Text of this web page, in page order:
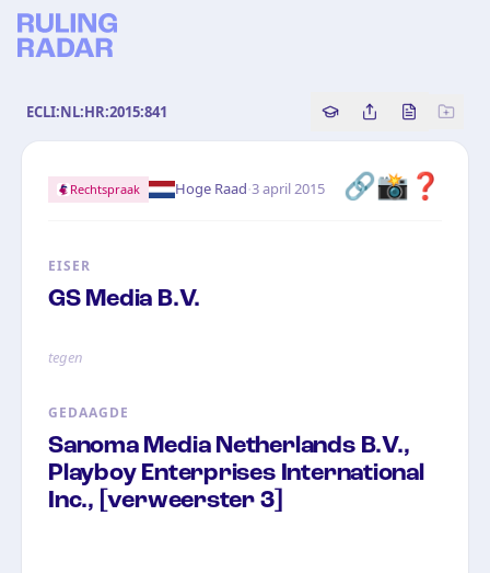
ECLI:NL:HR:2015:841 Copy source
Share this
Bekijk
🔗📸 ❓
Rechtspraak Hoge Raad·3 april 2015
EISER
GS Media B.V.
tegen
GEDAAGDE
Sanoma Media Netherlands B.V.,
Playboy Enterprises International
Inc., [verweerster 3]